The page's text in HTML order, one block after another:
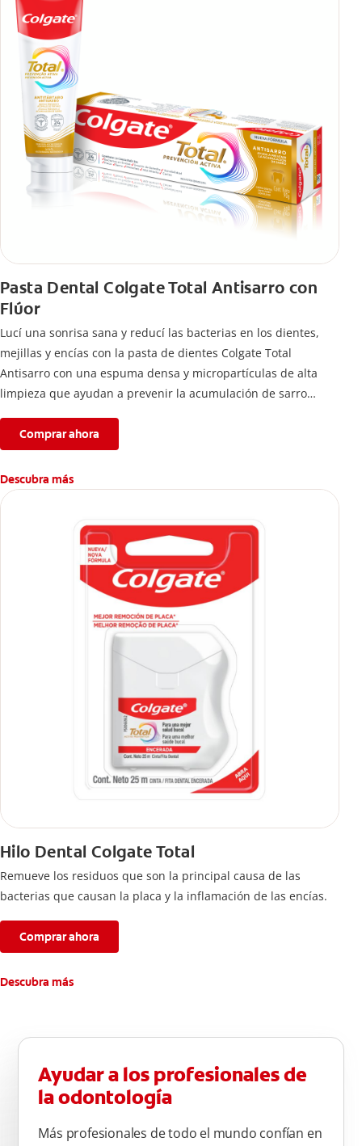
Pasta Dental Colgate Total Antisarro con
Flúor
Lucí una sonrisa sana y reducí las bacterias en los dientes,
mejillas y encías con la pasta de dientes Colgate Total
Antisarro con una espuma densa y micropartículas de alta
limpieza que ayudan a prevenir la acumulación de sarro
Comprar ahora
Descubra más
Hilo Dental Colgate Total
Remueve los residuos que son la principal causa de las
bacterias que causan la placa y la inflamación de las encías.
Comprar ahora
Descubra más
Ayudar a los profesionales de
la odontología
Más profesionales de todo el mundo confían en